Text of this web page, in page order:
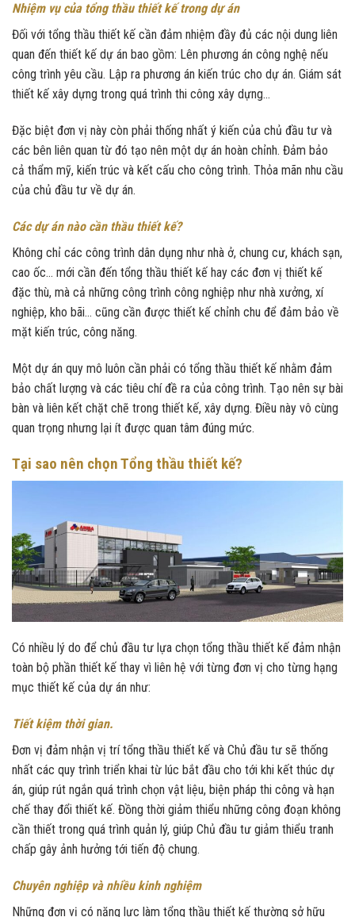
Nhiệm vụ của tổng thầu thiết kế trong dự án
Đối với tổng thầu thiết kế cần đảm nhiệm đầy đủ các nội dung liên
quan đến thiết kế dự án bao gồm: Lên phương án công nghệ nếu
công trình yêu cầu. Lập ra phương án kiến trúc cho dự án. Giám sát
thiết kế xây dựng trong quá trình thi công xây dựng…
Đặc biệt đơn vị này còn phải thống nhất ý kiến của chủ đầu tư và
các bên liên quan từ đó tạo nên một dự án hoàn chỉnh. Đảm bảo
cả thẩm mỹ, kiến trúc và kết cấu cho công trình. Thỏa mãn nhu cầu
của chủ đầu tư về dự án.
Các dự án nào cần thầu thiết kế?
Không chỉ các công trình dân dụng như nhà ở, chung cư, khách sạn,
cao ốc… mới cần đến tổng thầu thiết kế hay các đơn vị thiết kế
đặc thù, mà cả những công trình công nghiệp như nhà xưởng, xí
nghiệp, kho bãi… cũng cần được thiết kế chỉnh chu để đảm bảo về
mặt kiến trúc, công năng.
Một dự án quy mô luôn cần phải có tổng thầu thiết kế nhằm đảm
bảo chất lượng và các tiêu chí đề ra của công trình. Tạo nên sự bài
bàn và liên kết chặt chẽ trong thiết kế, xây dựng. Điều này vô cùng
quan trọng nhưng lại ít được quan tâm đúng mức.
Tại sao nên chọn Tổng thầu thiết kế?
Có nhiều lý do để chủ đầu tư lựa chọn tổng thầu thiết kế đảm nhận
toàn bộ phần thiết kế thay vì liên hệ với từng đơn vị cho từng hạng
mục thiết kế của dự án như:
Tiết kiệm thời gian.
Đơn vị đảm nhận vị trí tổng thầu thiết kế và Chủ đầu tư sẽ thống
nhất các quy trình triển khai từ lúc bắt đầu cho tới khi kết thúc dự
án, giúp rút ngắn quá trình chọn vật liệu, biện pháp thi công và hạn
chế thay đổi thiết kế. Đồng thời giảm thiểu những công đoạn không
cần thiết trong quá trình quản lý, giúp Chủ đầu tư giảm thiểu tranh
chấp gây ảnh hưởng tới tiến độ chung.
Chuyên nghiệp và nhiều kinh nghiệm
Những đơn vị có năng lực làm tổng thầu thiết kế thường sở hữu